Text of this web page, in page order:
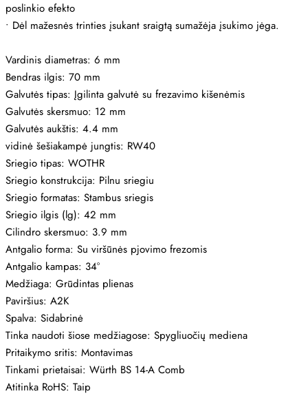
poslinkio efekto
• Dėl mažesnės trinties įsukant sraigtą sumažėja įsukimo jėga.
Vardinis diametras: 6 mm
Bendras ilgis: 70 mm
Galvutės tipas: Įgilinta galvutė su frezavimo kišenėmis
Galvutės skersmuo: 12 mm
Galvutės aukštis: 4.4 mm
vidinė šešiakampė jungtis: RW40
Sriegio tipas: WOTHR
Sriegio konstrukcija: Pilnu sriegiu
Sriegio formatas: Stambus sriegis
Sriegio ilgis (lg): 42 mm
Cilindro skersmuo: 3.9 mm
Antgalio forma: Su viršūnės pjovimo frezomis
Antgalio kampas: 34°
Medžiaga: Grūdintas plienas
Paviršius: A2K
Spalva: Sidabrinė
Tinka naudoti šiose medžiagose: Spygliuočių mediena
Pritaikymo sritis: Montavimas
Tinkami prietaisai: Würth BS 14-A Comb
Atitinka RoHS: Taip